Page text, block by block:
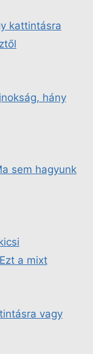
kattintásra
hány
sem hagyunk
a mixt
vagy